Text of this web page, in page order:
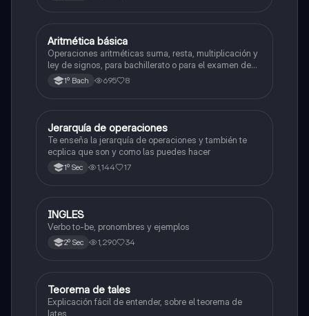
Matemáticas
Aritmética básica
Operaciones aritméticas suma, resta, multiplicación y
ley de signos, para bachillerato o para el examen de
admisión a la universidad
1º Bach 695 8
Matemáticas
Jerarquía de operaciones
Te enseña la jerarquía de operaciones y también te
ecplica que son y como las puedes hacer
1º Sec 1,144 17
Inglés
INGLES
Verbo to-be, pronombres y ejemplos
2º Sec 1,290 34
Matemáticas
Teorema de tales
Explicación fácil de entender, sobre el teorema de
lates